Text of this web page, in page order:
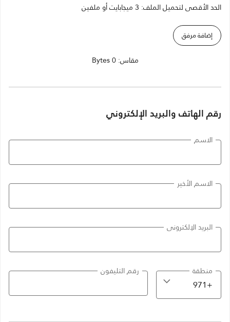
الحد الأقصى لتحميل الملف: 3 ميجابايت أو ملفين
إضافة مرفق
مقاس: 0 Bytes
رقم الهاتف والبريد الإلكتروني
الاسم
الاسم الأخير
البريد الإلكتروني
منطقة رقم التليفون